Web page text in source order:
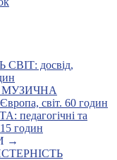
досвід,
МУЗИЧНА
світ. 60 годин
та
годин
→